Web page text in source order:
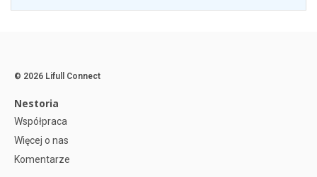
© 2026 Lifull Connect
Nestoria
Współpraca
Więcej o nas
Komentarze